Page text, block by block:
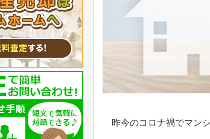
昨今のコロナ禍でマン